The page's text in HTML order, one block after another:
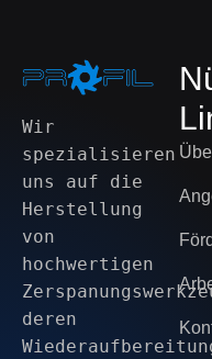
Wir
spezialisieren
uns auf die
Herstellung
von
hochwertigen
deren